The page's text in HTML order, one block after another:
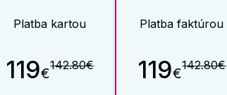
Platba kartou
119€142.80€
Platba faktúrou
119€142.80€